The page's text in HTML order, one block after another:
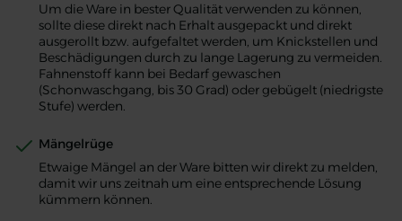
Um die Ware in bester Qualität verwenden zu können,
sollte diese direkt nach Erhalt ausgepackt und direkt
ausgerollt bzw. aufgefaltet werden, um Knickstellen und
Beschädigungen durch zu lange Lagerung zu vermeiden.
Fahnenstoff kann bei Bedarf gewaschen
(Schonwaschgang, bis 30 Grad) oder gebügelt (niedrigste
Stufe) werden.
Mängelrüge
Etwaige Mängel an der Ware bitten wir direkt zu melden,
damit wir uns zeitnah um eine entsprechende Lösung
kümmern können.